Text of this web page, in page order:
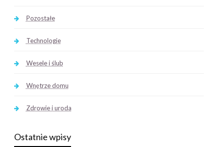
Pozostałe
Technologie
Wesele i ślub
Wnętrze domu
Zdrowie i uroda
Ostatnie wpisy